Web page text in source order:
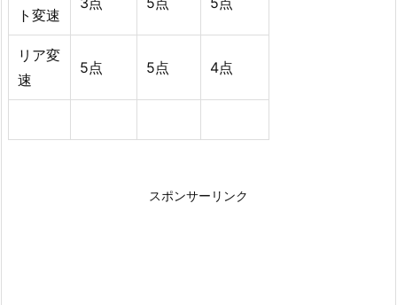
ト変速
リア変
速
5点 5点 4点
スポンサーリンク